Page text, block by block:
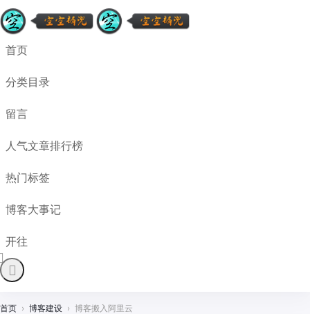
首页
分类目录
留言
人气文章排行榜
热门标签
博客大事记
开往
首页 › 博客建设 › 博客搬入阿里云